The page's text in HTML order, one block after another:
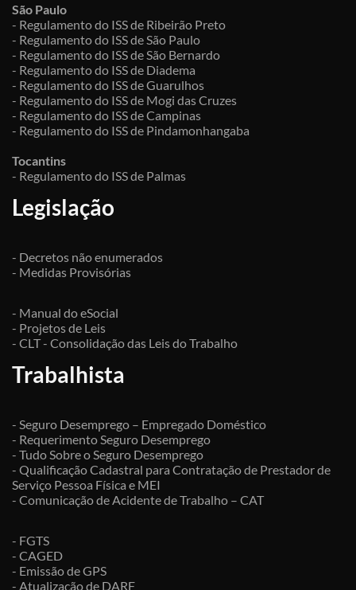
São Paulo
- Regulamento do ISS de Ribeirão Preto
- Regulamento do ISS de São Paulo
- Regulamento do ISS de São Bernardo
- Regulamento do ISS de Diadema
- Regulamento do ISS de Guarulhos
- Regulamento do ISS de Mogi das Cruzes
- Regulamento do ISS de Campinas
- Regulamento do ISS de Pindamonhangaba
Tocantins
- Regulamento do ISS de Palmas
Legislação
- Decretos não enumerados
- Medidas Provisórias
- Manual do eSocial
- Projetos de Leis
- CLT - Consolidação das Leis do Trabalho
Trabalhista
- Seguro Desemprego – Empregado Doméstico
- Requerimento Seguro Desemprego
- Tudo Sobre o Seguro Desemprego
- Qualificação Cadastral para Contratação de Prestador de
Serviço Pessoa Física e MEI
- Comunicação de Acidente de Trabalho – CAT
- FGTS
- CAGED
- Emissão de GPS
- Atualização de DARF